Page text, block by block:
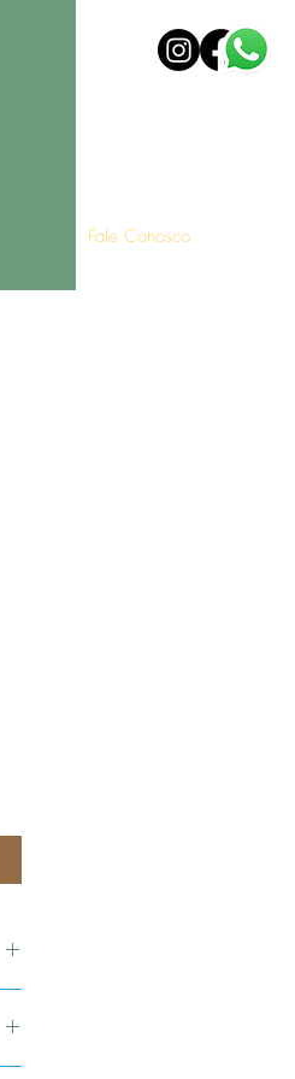
Fale Conosco